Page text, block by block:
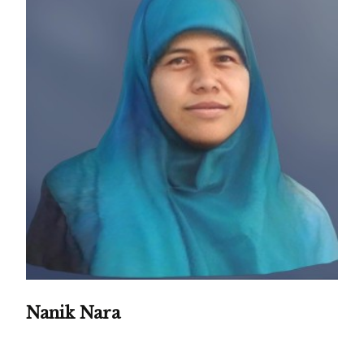
Nanik Nara